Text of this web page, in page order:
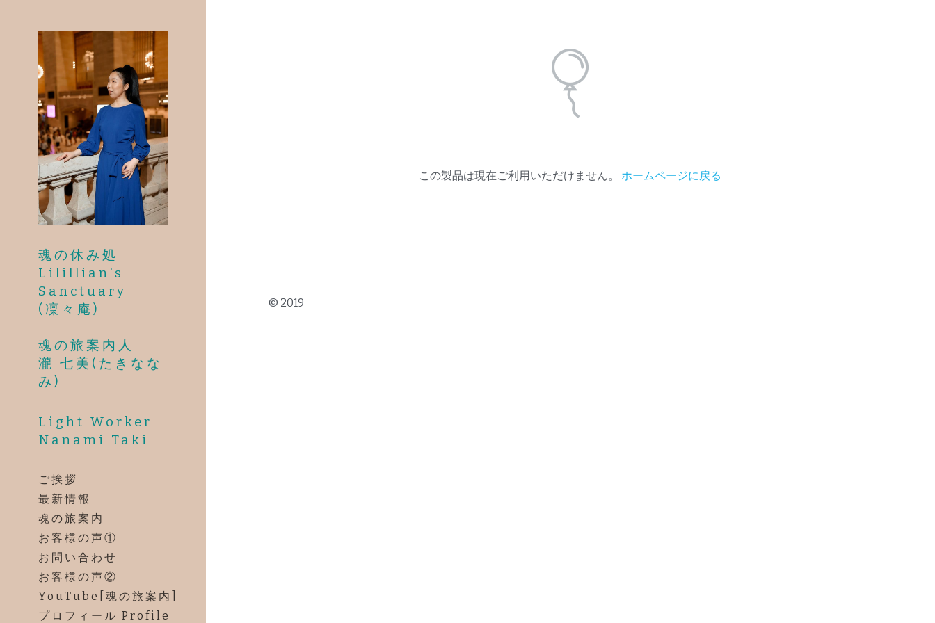
魂の休み処
Lilillian's
Sanctuary
(凜々庵)
魂の旅案内人
瀧 七美(たきなな
み)
Light Worker
Nanami Taki
ご挨拶
最新情報
魂の旅案内
お客様の声①
お問い合わせ
お客様の声②
YouTube[魂の旅案内]
プロフィール Profile
この製品は現在ご利用いただけません。 ホームページに戻る
© 2019